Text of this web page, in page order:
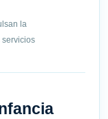
la
servicios